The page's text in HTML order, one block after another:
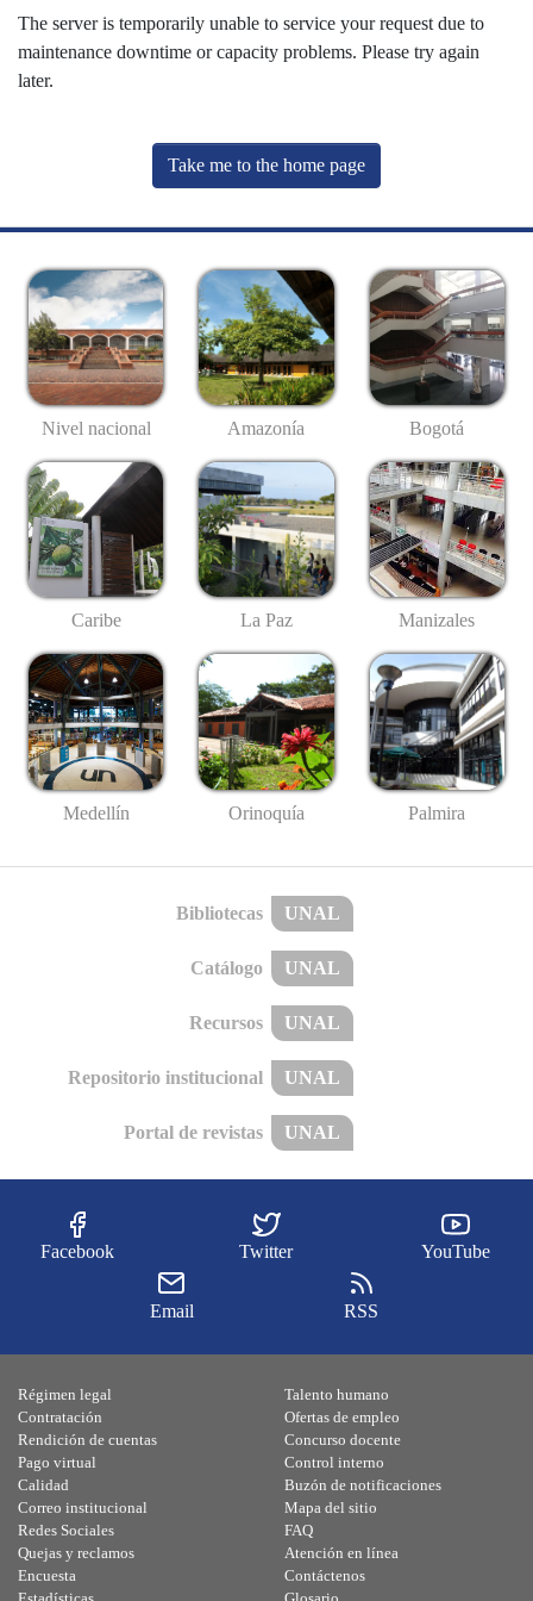
The server is temporarily unable to service your request due to
maintenance downtime or capacity problems. Please try again
later.
Take me to the home page
Nivel nacional Amazonía Bogotá
Caribe La Paz Manizales
Medellín Orinoquía Palmira
Bibliotecas UNAL
Catálogo UNAL
Recursos UNAL
Repositorio institucional UNAL
Portal de revistas UNAL
Facebook Twitter YouTube
Email RSS
Régimen legal
Contratación
Rendición de cuentas
Pago virtual
Calidad
Talento humano
Ofertas de empleo
Concurso docente
Control interno
Buzón de notificaciones
Correo institucional
Redes Sociales
Quejas y reclamos
Encuesta
Mapa del sitio
FAQ
Atención en línea
Contáctenos